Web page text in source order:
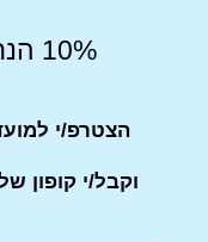
החבילה תגיע על שמך
10% הנחה לקניה הראשונה
הצטרפ/י
וקבל/י קופון של 10% הנחה לקניה